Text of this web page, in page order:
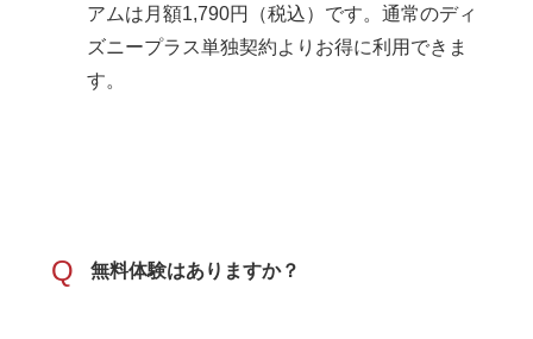
アムは月額1,790円（税込）です。通常のディ
ズニープラス単独契約よりお得に利用できま
す。
Q 無料体験はありますか？